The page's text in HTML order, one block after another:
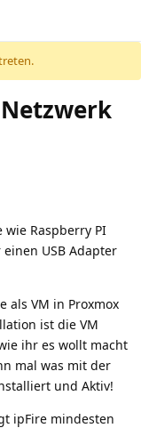
wie Raspberry PI
USB Adapter
als VM in Proxmox
ist die VM
ihr es wollt macht
mal was mit der
und Aktiv!
ipFire mindesten